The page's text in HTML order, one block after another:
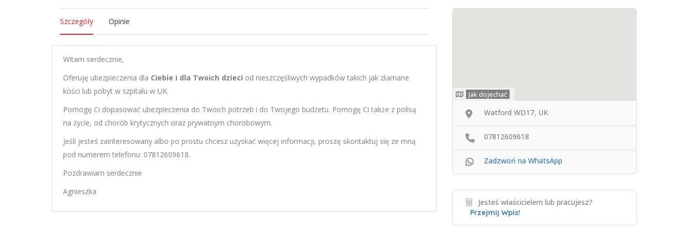
Szczegóły Opinie
Witam serdecznie,
Oferuję ubezpieczenia dla Ciebie i dla Twoich dzieci od nieszczęśliwych wypadków takich jak złamane
kości lub pobyt w szpitalu w UK.
Pomogę Ci dopasować ubezpieczenia do Twoich potrzeb i do Twojego budżetu. Pomogę Ci także z polisą
na życie, od chorób krytycznych oraz prywatnym chorobowym.
Jeśli jesteś zainteresowany albo po prostu chcesz uzyskać więcej informacji, proszę skontaktuj się ze mną
pod numerem telefonu: 07812609618.
Pozdrawiam serdecznie
Agnieszka
Jak dojechać
Watford WD17, UK
07812609618
Zadzwoń na WhatsApp
Jesteś właścicielem lub pracujesz?
Przejmij Wpis!